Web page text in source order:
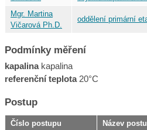
Mgr. Martina
Vičarová Ph.D.
oddělení primární
Podmínky měření
kapalinakapalina
referenční teplota20°C
Postup
Číslo postupu
Název